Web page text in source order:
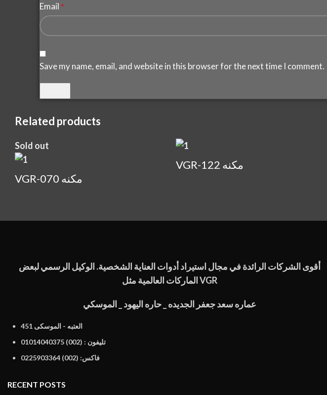
Email *
Save my name, email, and website in this browser for the next time I comment.
Related products
Sold out
VGR-070 مكنه
VGR-122 مكنه
أقوى الشركات الرائدة في مجال استيراد أدوات العناية الشخصية. الوكيل الرسمي لبعض
الماركات العالمية مثل VGR
عماره سعد جعفر الجديده _ حاره اليهود _ الموسكي
451 العتبه - الموسكى
تليفون : (002) 01014040375
فاكس: (002) 0225903364
RECENT POSTS